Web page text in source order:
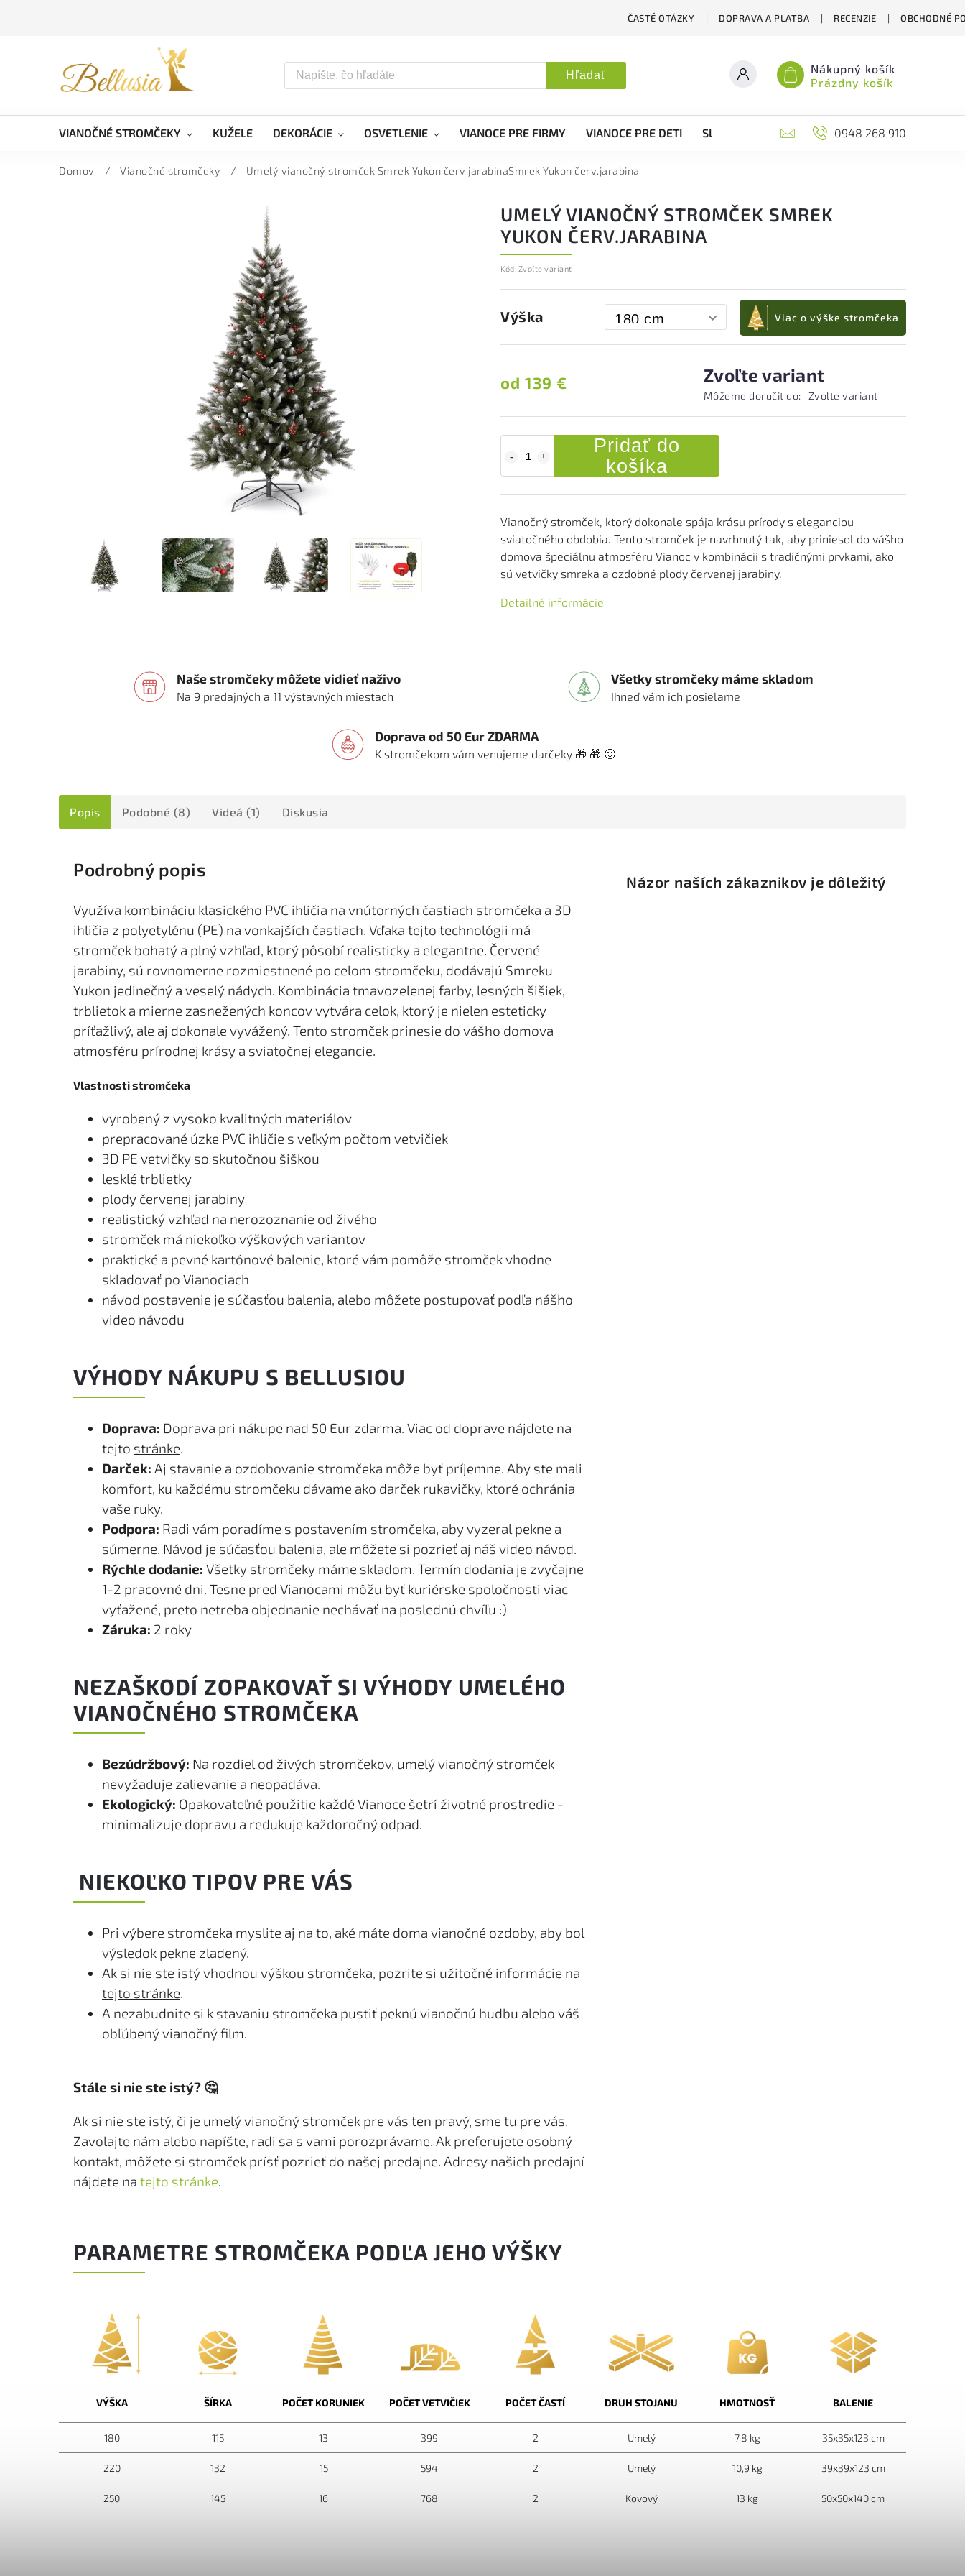
ČASTÉ OTÁZKY DOPRAVA A PLATBA RECENZIE OBCHODNÉ
Hľadať
Nákupný košík
Prázdny košík
VIANOČNÉ STROMČEKY KUŽELE DEKORÁCIE OSVETLENIE VIANOCE PRE FIRMY VIANOCE PRE DETI SLOVENSKÉ VIANOCE ĎALŠIE ZAUJÍMAVÉ
0948 268 910
Domov / Vianočné stromčeky / Umelý vianočný stromček Smrek Yukon červ.jarabinaSmrek Yukon červ.jarabina
UMELÝ VIANOČNÝ STROMČEK SMREK
YUKON ČERV.JARABINA
Kód: Zvoľte variant
Výška Viac o výške stromčeka
od 139 € Zvoľte variant
Môžeme doručiť do: Zvoľte variant
Pridať do
košíka
Vianočný stromček, ktorý dokonale spája krásu prírody s eleganciou
sviatočného obdobia. Tento stromček je navrhnutý tak, aby priniesol do vášho
domova špeciálnu atmosféru Vianoc v kombinácii s tradičnými prvkami, ako
sú vetvičky smreka a ozdobné plody červenej jarabiny.
Detailné informácie
Naše stromčeky môžete vidieť naživo
Na 9 predajných a 11 výstavných miestach
Všetky stromčeky máme skladom
Ihneď vám ich posielame
Doprava od 50 Eur ZDARMA
K stromčekom vám venujeme darčeky 🎁 🎁 🙂
Popis Podobné (8) Videá (1) Diskusia
Podrobný popis
Využíva kombináciu klasického PVC ihličia na vnútorných častiach stromčeka a 3D
ihličia z polyetylénu (PE) na vonkajších častiach. Vďaka tejto technológii má
stromček bohatý a plný vzhľad, ktorý pôsobí realisticky a elegantne. Červené
jarabiny, sú rovnomerne rozmiestnené po celom stromčeku, dodávajú Smreku
Yukon jedinečný a veselý nádych. Kombinácia tmavozelenej farby, lesných šišiek,
trblietok a mierne zasnežených koncov vytvára celok, ktorý je nielen esteticky
príťažlivý, ale aj dokonale vyvážený. Tento stromček prinesie do vášho domova
atmosféru prírodnej krásy a sviatočnej elegancie.
Vlastnosti stromčeka
vyrobený z vysoko kvalitných materiálov
prepracované úzke PVC ihličie s veľkým počtom vetvičiek
3D PE vetvičky so skutočnou šiškou
lesklé trblietky
plody červenej jarabiny
realistický vzhľad na nerozoznanie od živého
stromček má niekoľko výškových variantov
praktické a pevné kartónové balenie, ktoré vám pomôže stromček vhodne
skladovať po Vianociach
návod postavenie je súčasťou balenia, alebo môžete postupovať podľa nášho
video návodu
VÝHODY NÁKUPU S BELLUSIOU
Doprava: Doprava pri nákupe nad 50 Eur zdarma. Viac od doprave nájdete na
tejto stránke.
Darček: Aj stavanie a ozdobovanie stromčeka môže byť príjemne. Aby ste mali
komfort, ku každému stromčeku dávame ako darček rukavičky, ktoré ochránia
vaše ruky.
Podpora: Radi vám poradíme s postavením stromčeka, aby vyzeral pekne a
súmerne. Návod je súčasťou balenia, ale môžete si pozrieť aj náš video návod.
Rýchle dodanie: Všetky stromčeky máme skladom. Termín dodania je zvyčajne
1-2 pracovné dni. Tesne pred Vianocami môžu byť kuriérske spoločnosti viac
vyťažené, preto netreba objednanie nechávať na poslednú chvíľu :)
Záruka: 2 roky
NEZAŠKODÍ ZOPAKOVAŤ SI VÝHODY UMELÉHO
VIANOČNÉHO STROMČEKA
Bezúdržbový: Na rozdiel od živých stromčekov, umelý vianočný stromček
nevyžaduje zalievanie a neopadáva.
Ekologický: Opakovateľné použitie každé Vianoce šetrí životné prostredie -
minimalizuje dopravu a redukuje každoročný odpad.
NIEKOĽKO TIPOV PRE VÁS
Pri výbere stromčeka myslite aj na to, aké máte doma vianočné ozdoby, aby bol
výsledok pekne zladený.
Ak si nie ste istý vhodnou výškou stromčeka, pozrite si užitočné informácie na
tejto stránke.
A nezabudnite si k stavaniu stromčeka pustiť peknú vianočnú hudbu alebo váš
obľúbený vianočný film.
Stále si nie ste istý? 🤔
Ak si nie ste istý, či je umelý vianočný stromček pre vás ten pravý, sme tu pre vás.
Zavolajte nám alebo napíšte, radi sa s vami porozprávame. Ak preferujete osobný
kontakt, môžete si stromček prísť pozrieť do našej predajne. Adresy našich predajní
nájdete na tejto stránke.
PARAMETRE STROMČEKA PODĽA JEHO VÝŠKY
VÝŠKA
180
220
250
ŠÍRKA
115
132
145
POČET KORUNIEK
13
15
16
POČET VETVIČIEK
399
594
768
POČET ČASTÍ
2
2
2
DRUH STOJANU
Umelý
Umelý
Kovový
HMOTNOSŤ
7,8 kg
10,9 kg
13 kg
BALENIE
35x35x123 cm
39x39x123 cm
50x50x140 cm